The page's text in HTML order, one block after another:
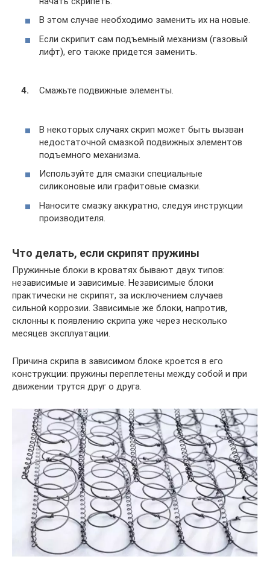
В этом случае необходимо заменить их на новые.
Если скрипит сам подъемный механизм (газовый
лифт), его также придется заменить.
Смажьте подвижные элементы.
В некоторых случаях скрип может быть вызван
недостаточной смазкой подвижных элементов
подъемного механизма.
Используйте для смазки специальные
силиконовые или графитовые смазки.
Наносите смазку аккуратно, следуя инструкции
производителя.
Что делать, если скрипят пружины
Пружинные блоки в кроватях бывают двух типов:
независимые и зависимые. Независимые блоки
практически не скрипят, за исключением случаев
сильной коррозии. Зависимые же блоки, напротив,
склонны к появлению скрипа уже через несколько
месяцев эксплуатации.
Причина скрипа в зависимом блоке кроется в его
конструкции: пружины переплетены между собой и при
движении трутся друг о друга.